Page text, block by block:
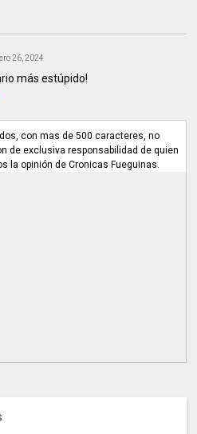
26, 2024
más estúpido!
con mas de 500 caracteres, no
de exclusiva responsabilidad de quien
la opinión de Cronicas Fueguinas.